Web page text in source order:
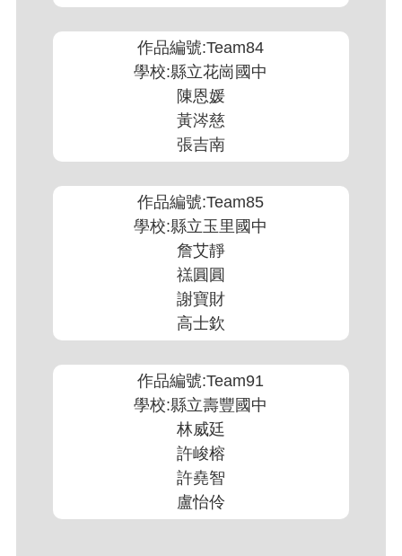
作品編號:Team84
學校:縣立花崗國中
陳恩媛
黃涔慈
張吉南
作品編號:Team85
學校:縣立玉里國中
詹艾靜
禚圓圓
謝寶財
高士欽
作品編號:Team91
學校:縣立壽豐國中
林威廷
許峻榕
許堯智
盧怡伶